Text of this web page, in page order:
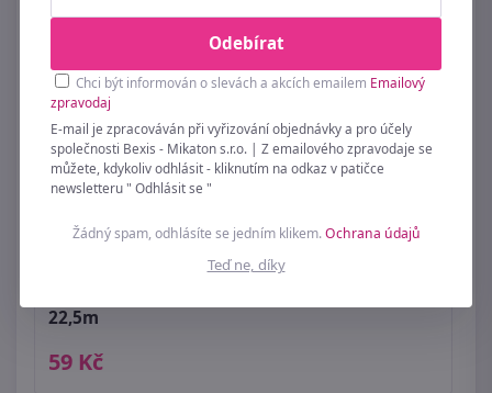
22,5m
59 Kč
Odebírat
Chci být informován o slevách a akcích emailem Emailový
zpravodaj
E-mail je zpracováván při vyřizování objednávky a pro účely
společnosti Bexis - Mikaton s.r.o. | Z emailového zpravodaje se
můžete, kdykoliv odhlásit - kliknutím na odkaz v patičce
newsletteru " Odhlásit se "
Žádný spam, odhlásíte se jedním klikem.Ochrana údajů
Teď ne, díky